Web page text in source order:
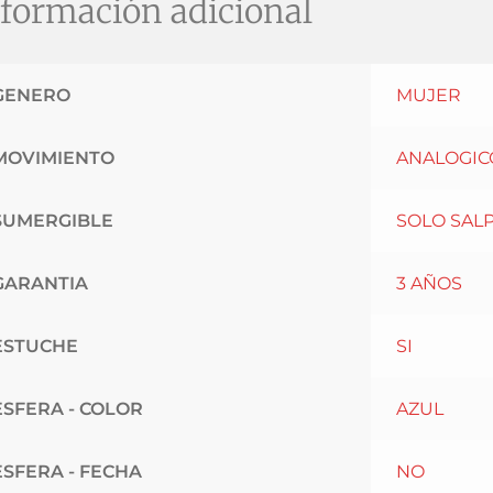
adicional
MUJER
SOLO
3 AÑOS
SI
- COLOR AZUL
- FECHA NO